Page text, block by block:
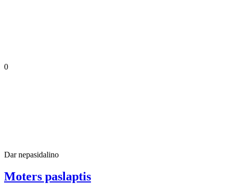
0
Dar nepasidalino
Moters paslaptis